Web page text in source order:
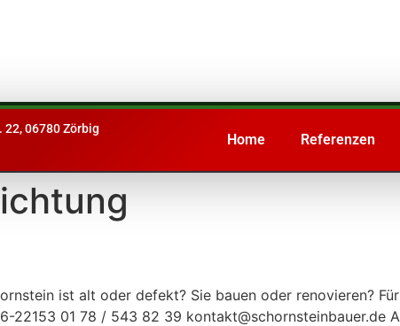
22, 06780 Zörbig
Home Referenzen
ist alt oder defekt? Sie bauen oder renovieren?
01 78 / 543 82 39 kontakt@schornsteinbauer.de